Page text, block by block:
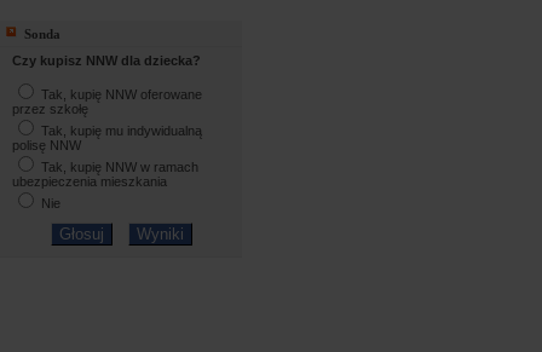
Sonda
Czy kupisz NNW dla dziecka?
Tak, kupię NNW oferowane
przez szkołę
Tak, kupię mu indywidualną
polisę NNW
Tak, kupię NNW w ramach
ubezpieczenia mieszkania
Nie